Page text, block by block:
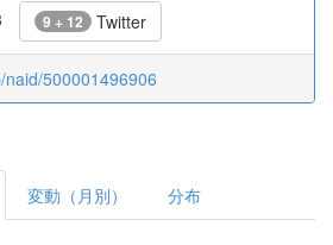
9 + 12 Twitter
500001496906
変動（月別） 分布